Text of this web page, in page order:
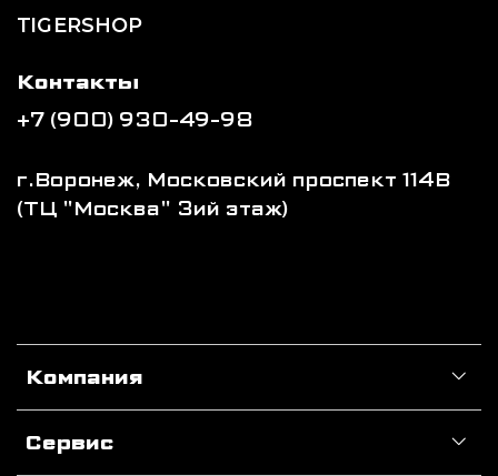
TIGERSHOP
Компания
Сервис
Контакты
+7 (900) 930-49-98
г.Воронеж, Московский проспект 114В
(ТЦ "Москва" 3ий этаж)